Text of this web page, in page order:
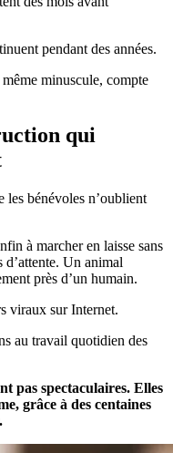
pendant des années.
minuscule, compte
qui
les bénévoles n’oublient
à marcher en laisse sans
d’attente. Un animal
près d’un humain.
viraux sur Internet.
au travail quotidien des
pas spectaculaires. Elles
grâce à des centaines